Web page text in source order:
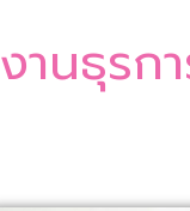
งานธุรก